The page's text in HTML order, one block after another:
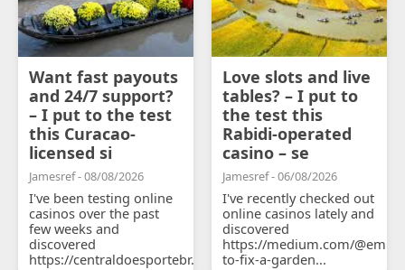
Want fast payouts
and 24/7 support?
– I put to the test
this Curacao-
licensed si
Jamesref - 08/08/2026
I've been testing online
casinos over the past
few weeks and
discovered
https://centraldoesportebr.substack.com/p/cucure...
Love slots and live
tables? – I put to
the test this
Rabidi-operated
casino – se
Jamesref - 06/08/2026
I've recently checked out
online casinos lately and
discovered
https://medium.com/
to-fix-a-garden...